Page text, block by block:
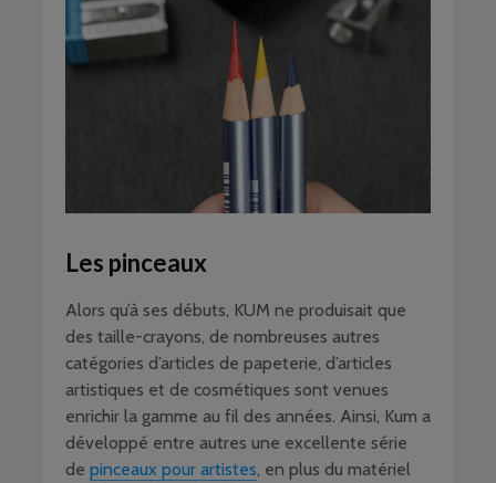
Les pinceaux
Alors qu’à ses débuts, KUM ne produisait que
des taille-crayons, de nombreuses autres
catégories d’articles de papeterie, d’articles
artistiques et de cosmétiques sont venues
enrichir la gamme au fil des années. Ainsi, Kum a
développé entre autres une excellente série
de pinceaux pour artistes , en plus du matériel